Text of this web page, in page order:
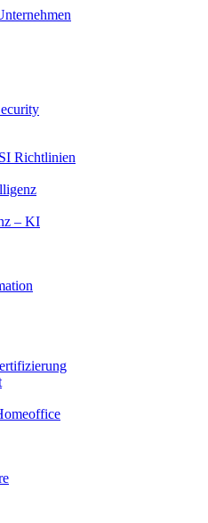
Richtlinien
– KI